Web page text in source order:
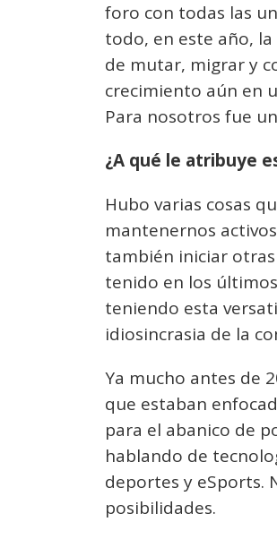
foro con todas las
todo, en este año,
de mutar, migrar y
crecimiento aún en
Para nosotros fue
¿A qué le atribuye
Hubo varias cosas
mantenernos
también iniciar otras
tenido en los
teniendo esta
idiosincrasia de la
Ya mucho antes de
que estaban
para el abanico de
hablando de
deportes y eSports.
posibilidades.